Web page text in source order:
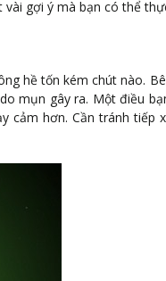
gợi ý mà bạn có thể
hề tốn kém chút nào.
mụn gây ra. Một điều
cảm hơn. Cần tránh tiếp